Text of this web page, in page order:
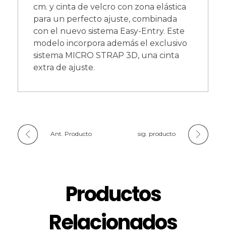
cm. y cinta de velcro con zona elástica
para un perfecto ajuste, combinada
con el nuevo sistema Easy-Entry. Este
modelo incorpora además el exclusivo
sistema MICRO STRAP 3D, una cinta
extra de ajuste.
Ant. Producto sig. producto
Productos
Relacionados